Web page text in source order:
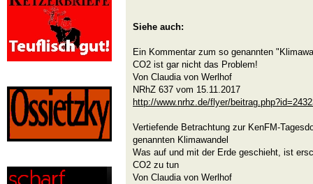
Siehe auch:
Ein Kommentar zum so genannten
CO2 ist gar nicht das Problem!
Von Claudia von Werlhof
NRhZ 637 vom 15.11.2017
http://www.nrhz.de/flyer/
Vertiefende Betrachtung zur KenFM-
genannten Klimawandel
Was auf und mit der Erde geschieht, ist
CO2 zu tun
Von Claudia von Werlhof